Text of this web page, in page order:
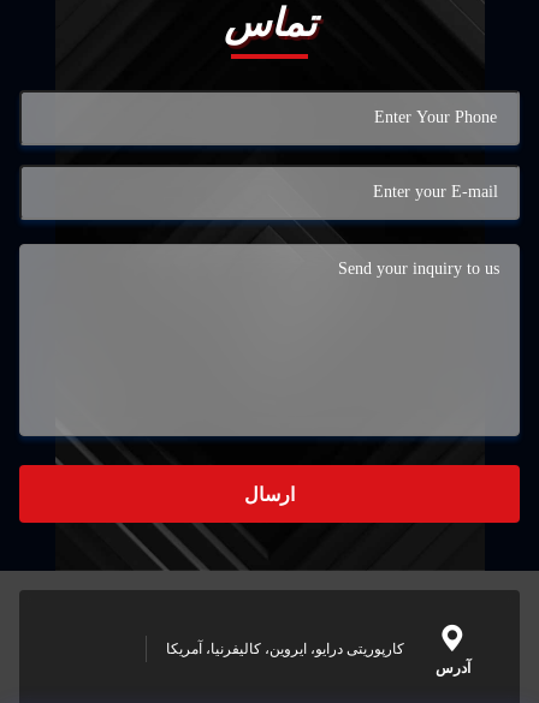
تماس
ارسال
آدرس
کارپوریتی درایو، ایروین، کالیفرنیا، آمریکا